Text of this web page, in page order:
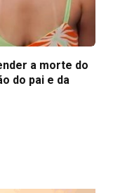
a morte do
do pai e da